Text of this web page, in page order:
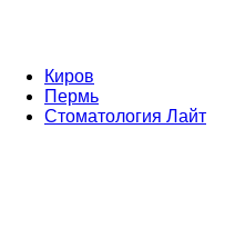
Киров
Пермь
Стоматология Лайт